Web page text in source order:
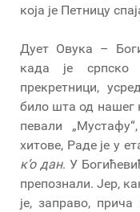
која је Петницу
Дует Овука –
када је српско
прекретници,
било шта од нашег
певали
хитове, Раде је у
к’о дан. У
препознали. Јер,
је, заправо,